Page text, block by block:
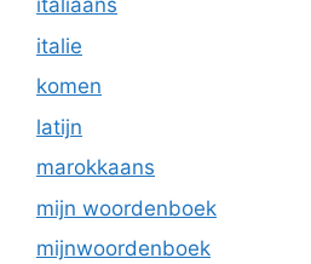
italiaans
italie
komen
latijn
marokkaans
mijn woordenboek
mijnwoordenboek